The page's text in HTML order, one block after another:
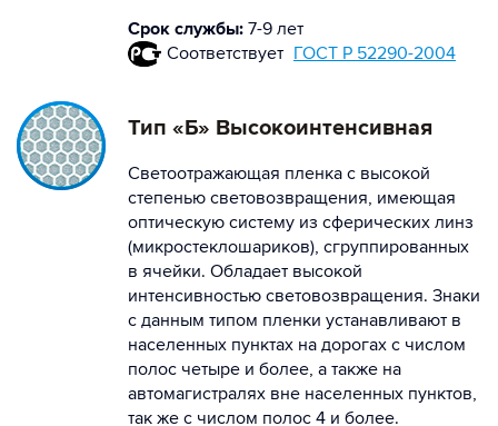
Срок службы: 7-9 лет
Соответствует ГОСТ Р 52290-2004
Тип «Б» Высокоинтенсивная
Светоотражающая пленка с высокой
степенью световозвращения, имеющая
оптическую систему из сферических линз
(микростеклошариков), сгруппированных
в ячейки. Обладает высокой
интенсивностью световозвращения. Знаки
с данным типом пленки устанавливают в
населенных пунктах на дорогах с числом
полос четыре и более, а также на
автомагистралях вне населенных пунктов,
так же с числом полос 4 и более.